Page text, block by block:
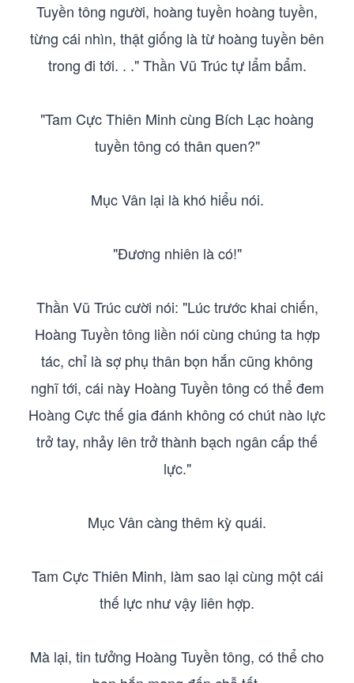
Tuyền tông người, hoàng tuyền hoàng tuyền,
từng cái nhìn, thật giống là từ hoàng tuyền bên
trong đi tới. . ." Thần Vũ Trúc tự lẩm bẩm.
"Tam Cực Thiên Minh cùng Bích Lạc hoàng
tuyền tông có thân quen?"
Mục Vân lại là khó hiểu nói.
"Đương nhiên là có!"
Thần Vũ Trúc cười nói: "Lúc trước khai chiến,
Hoàng Tuyền tông liền nói cùng chúng ta hợp
tác, chỉ là sợ phụ thân bọn hắn cũng không
nghĩ tới, cái này Hoàng Tuyền tông có thể đem
Hoàng Cực thế gia đánh không có chút nào lực
trở tay, nhảy lên trở thành bạch ngân cấp thế
lực."
Mục Vân càng thêm kỳ quái.
Tam Cực Thiên Minh, làm sao lại cùng một cái
thế lực như vậy liên hợp.
Mà lại, tin tưởng Hoàng Tuyền tông, có thể cho